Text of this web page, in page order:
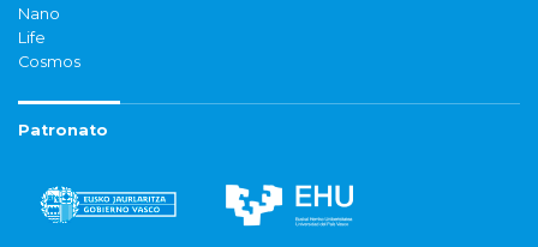
Nano
Life
Cosmos
Patronato